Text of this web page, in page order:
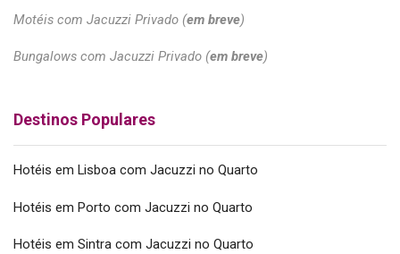
Motéis com Jacuzzi Privado (em breve)
Bungalows com Jacuzzi Privado (em breve)
Destinos Populares
Hotéis em Lisboa com Jacuzzi no Quarto
Hotéis em Porto com Jacuzzi no Quarto
Hotéis em Sintra com Jacuzzi no Quarto